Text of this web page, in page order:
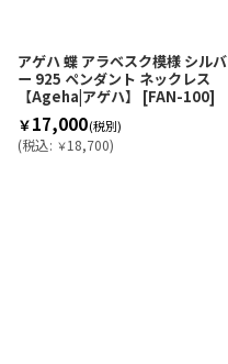
アゲハ 蝶 アラベスク模様 シルバ
ー 925 ペンダント ネックレス
【Ageha|アゲハ】
[FAN-100]
￥17,000(税別)
(税込: ￥18,700)